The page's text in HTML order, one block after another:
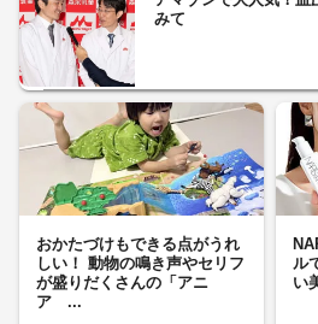
みて
おかたづけもできる点がうれ
しい！ 動物の鳴き声やセリフ
が盛りだくさんの「アニ
ア ...
ル
い